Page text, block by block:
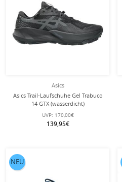
Asics
Asics Trail-Laufschuhe Gel Trabuco
14 GTX (wasserdicht)
schwarz/graphitgrau Herren
UVP: 170,00€
139,95€
NEU